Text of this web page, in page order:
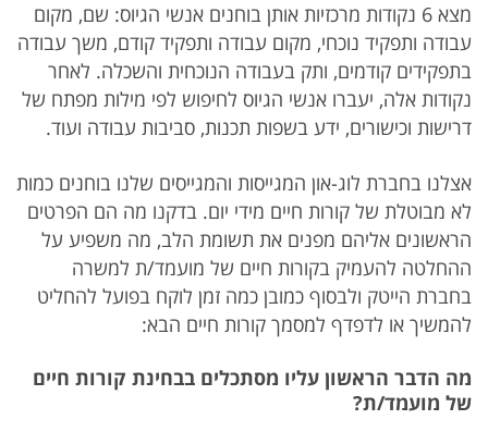
מצא 6 נקודות מרכזיות אותן בוחנים אנשי הגיוס: שם, מקום
עבודה ותפקיד נוכחי, מקום עבודה ותפקיד קודם, משך עבודה
בתפקידים קודמים, ותק בעבודה הנוכחית והשכלה. לאחר
נקודות אלה, יעברו אנשי הגיוס לחיפוש לפי מילות מפתח של
דרישות וכישורים, ידע בשפות תכנות, סביבות עבודה ועוד.
אצלנו בחברת לוג-און המגייסות והמגייסים שלנו בוחנים כמות
לא מבוטלת של קורות חיים מידי יום. בדקנו מה הם הפרטים
הראשונים אליהם מפנים את תשומת הלב, מה משפיע על
ההחלטה להעמיק בקורות חיים של מועמד/ת למשרה
בחברת הייטק ולבסוף כמובן כמה זמן לוקח בפועל להחליט
להמשיך או לדפדף למסמך קורות חיים הבא:
מה הדבר הראשון עליו מסתכלים בבחינת קורות חיים
של מועמד/ת?